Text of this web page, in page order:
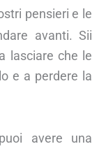
pensieri e le
avanti. Sii
lasciare che le
e a perdere la
avere una